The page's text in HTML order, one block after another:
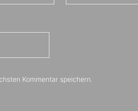
Kommentar speichern.